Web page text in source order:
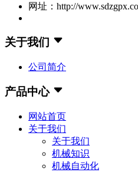
网址：http://
关于我们
公司简介
产品中心
网站首页
关于我们
关于我们
机械知识
机械自动化